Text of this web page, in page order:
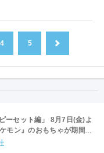
4 5
ーセット編」 8月7日(金)よ
モン』のおもちゃが期間限